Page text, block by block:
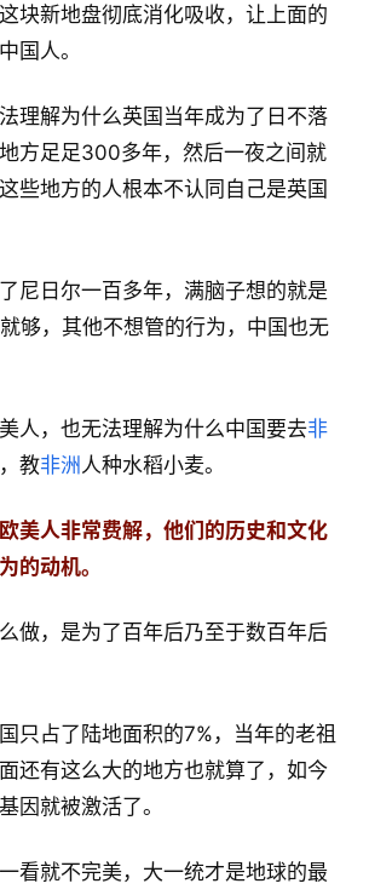
块新地盘彻底消化吸收，让上面的
国人。
理解为什么英国当年成为了日不落
方足足300多年，然后一夜之间就
些地方的人根本不认同自己是英国
尼日尔一百多年，满脑子想的就是
够，其他不想管的行为，中国也无
人，也无法理解为什么中国要去非
教非洲人种水稻小麦。
美人非常费解，他们的历史和文化
的动机。
做，是为了百年后乃至于数百年后
只占了陆地面积的7%，当年的老祖
还有这么大的地方也就算了，如今
因就被激活了。
看就不完美，大一统才是地球的最